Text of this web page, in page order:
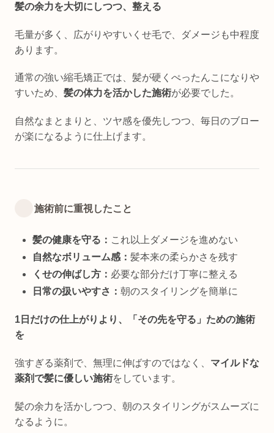
髪の余力を大切にしつつ、整える
毛量が多く、広がりやすいくせ毛で、ダメージも中程度
あります。
通常の強い縮毛矯正では、髪が硬くぺったんこになりや
すいため、 髪の体力を活かした施術が必要でした。
自然なまとまりと、ツヤ感を優先しつつ、毎日のブロー
が楽になるように仕上げます。
施術前に重視したこと
髪の健康を守る： これ以上ダメージを進めない
自然なボリューム感：髪本来の柔らかさを残す
くせの伸ばし方： 必要な部分だけ丁寧に整える
日常の扱いやすさ：朝のスタイリングを簡単に
1日だけの仕上がりより、「その先を守る」ための施術
を
強すぎる薬剤で、無理に伸ばすのではなく、 マイルドな
薬剤で髪に優しい施術をしています。
髪の余力を活かしつつ、朝のスタイリングがスムーズに
なるように。